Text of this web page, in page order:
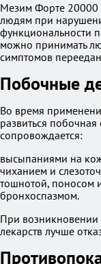
Мезим Форте 20000
людям при
функциональности
можно принимать
симптомов
Побочные
Во время
развиться
сопровождается:
высыпаниями на
чиханием и
тошнотой, поносом
бронхоспазмом.
При возникновении
лекарств лучше